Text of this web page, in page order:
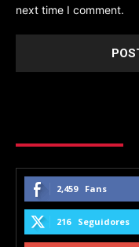
next time I comment.
2,459 Fans
216 Seguidores